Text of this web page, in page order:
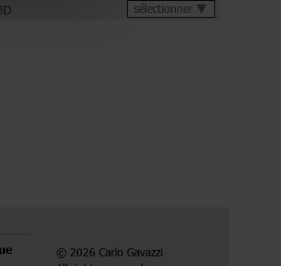
sélectionner
© 2026 Carlo Gavazzi